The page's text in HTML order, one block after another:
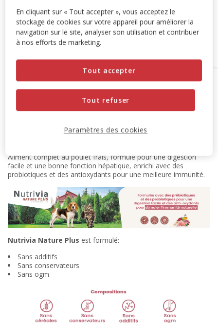
Livraison dans 72h offert dès 69€ d'achat
Livraison à domicile
Disponible
Expédition sous 24h ouvrées
A propos de ce produit
Description
Croquettes naturelles de très haute qualité sans céréales pour
Aliment complet au poulet frais, formulé pour une digestion
facile et une bonne fonction hépatique, enrichi avec des
probiotiques et des antioxydants pour une meilleure immunité.
Nutrivia Nature Plus est formulé:
Sans additifs
Sans conservateurs
Sans ogm
En cliquant sur « Tout accepter », vous acceptez le
stockage de cookies sur votre appareil pour améliorer la
navigation sur le site, analyser son utilisation et contribuer
à nos efforts de marketing.
Tout refuser
Tout accepter
Paramètres des cookies